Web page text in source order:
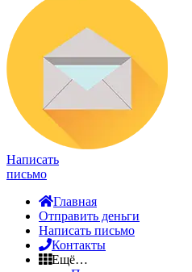
Написать
письмо
Главная
Отправить деньги
Написать письмо
Контакты
Ещё…